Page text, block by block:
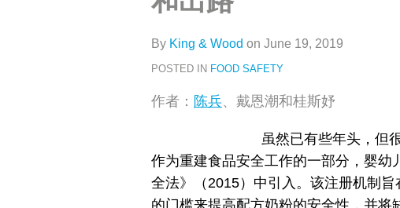
By King & Wood on June 19, 2019
POSTED IN FOOD SAFETY
作者： 陈兵、戴恩潮和桂斯妤
虽然已有些年头，但
作为重建食品安全工作的一部分，婴
全法》（2015）中引入。该注册机制
LinkedIn